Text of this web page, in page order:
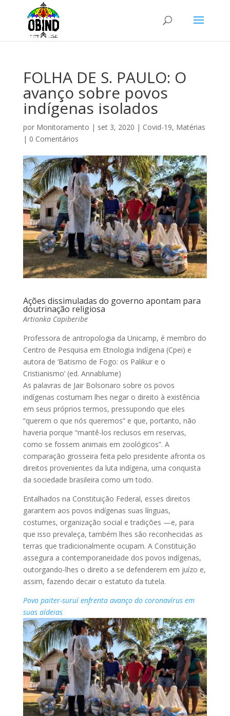
FOLHA DE S. PAULO: O
avanço sobre povos
indígenas isolados
por Monitoramento | set 3, 2020 | Covid-19, Matérias
| 0 Comentários
Ações dissimuladas do governo apontam para
doutrinação religiosa
Artionka Capiberibe
Professora de antropologia da Unicamp, é membro do
Centro de Pesquisa em Etnologia Indígena (Cpei) e
autora de ‘Batismo de Fogo: os Palikur e o
Cristianismo’ (ed. Annablume)
As palavras de Jair Bolsonaro sobre os povos
indígenas costumam lhes negar o direito à existência
em seus próprios termos, pressupondo que eles
“querem o que nós queremos” e que, portanto, não
haveria porque “mantê-los reclusos em reservas,
como se fossem animais em zoológicos”. A
comparação grosseira feita pelo presidente afronta os
direitos provenientes da luta indígena, uma conquista
da sociedade brasileira como um todo.
Entalhados na Constituição Federal, esses direitos
garantem aos povos indígenas suas línguas,
costumes, organização social e tradições —e, para
que isso prevaleça, também lhes são reconhecidas as
terras que tradicionalmente ocupam. A Constituição
assegura a contemporaneidade dos povos indígenas,
outorgando-lhes o direito a se defenderem em juízo e,
assim, fazendo decair o estatuto da tutela.
Povo paiter-suruí enfrenta avanço do coronavírus em
suas aldeias